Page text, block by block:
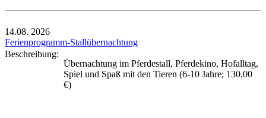
14.08. 2026
Ferienprogramm-Stallübernachtung
Beschreibung:
Übernachtung im Pferdestall, Pferdekino, Hofalltag,
Spiel und Spaß mit den Tieren (6-10 Jahre; 130,00
€)